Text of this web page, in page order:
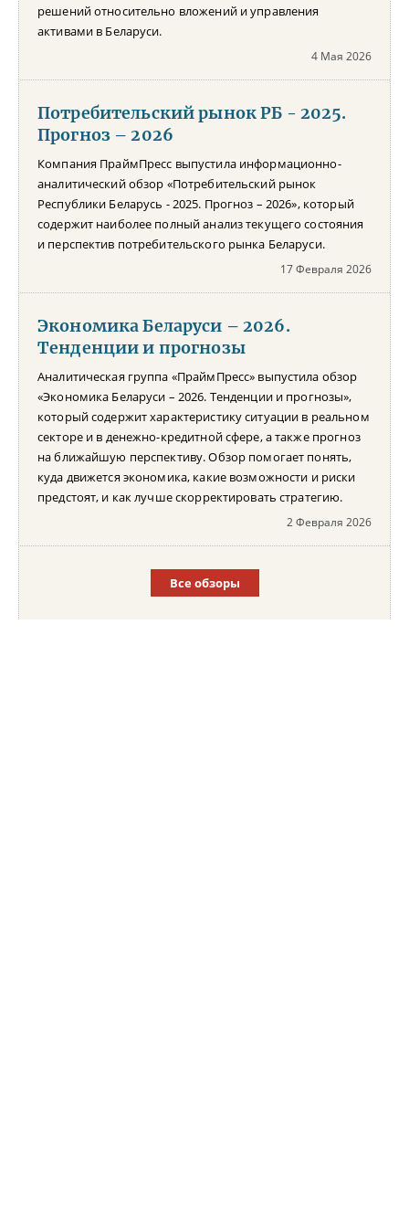
решений относительно вложений и управления
активами в Беларуси.
4 Мая 2026
Потребительский рынок РБ - 2025.
Прогноз – 2026
Компания ПраймПресс выпустила информационно-
аналитический обзор «Потребительский рынок
Республики Беларусь - 2025. Прогноз – 2026», который
содержит наиболее полный анализ текущего состояния
и перспектив потребительского рынка Беларуси.
17 Февраля 2026
Экономика Беларуси – 2026.
Тенденции и прогнозы
Аналитическая группа «ПраймПресс» выпустила обзор
«Экономика Беларуси – 2026. Тенденции и прогнозы»,
который содержит характеристику ситуации в реальном
секторе и в денежно-кредитной сфере, а также прогноз
на ближайшую перспективу. Обзор помогает понять,
куда движется экономика, какие возможности и риски
предстоят, и как лучше скорректировать стратегию.
2 Февраля 2026
Все обзоры